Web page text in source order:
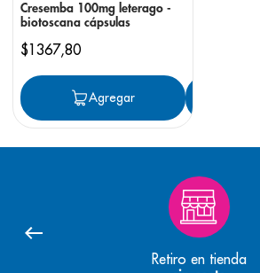
Cresemba 100mg leterago -
biotoscana cápsulas
$1367,80
Agregar
Retiro en tienda